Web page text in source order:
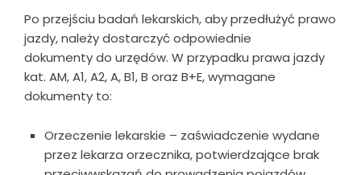
Po przejściu badań lekarskich, aby przedłużyć prawo
jazdy, należy dostarczyć odpowiednie
dokumenty do urzędów. W przypadku prawa jazdy
kat. AM, A1, A2, A, B1, B oraz B+E, wymagane
dokumenty to:
Orzeczenie lekarskie – zaświadczenie wydane
przez lekarza orzecznika, potwierdzające brak